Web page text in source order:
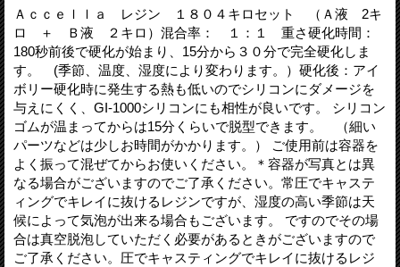
Ａｃｃｅｌｌａ レジン １８０４キロセット （Ａ液 2キ
ロ ＋ Ｂ液 ２キロ）混合率： １：１ 重さ硬化時間：
180秒前後で硬化が始まり、15分から３０分で完全硬化しま
す。 (季節、温度、湿度により変わります。）硬化後：アイ
ボリー硬化時に発生する熱も低いのでシリコンにダメージを
与えにくく、GI-1000シリコンにも相性が良いです。 シリコン
ゴムが温まってからは15分くらいで脱型できます。 （細い
パーツなどは少しお時間がかかります。） ご使用前は容器を
よく振って混ぜてからお使いください。＊容器が写真とは異
なる場合がございますのでご了承ください。常圧でキャステ
ィングでキレイに抜けるレジンですが、湿度の高い季節は天
候によって気泡が出来る場合もございます。 ですのでその場
合は真空脱泡していただく必要があるときがございますので
ご了承ください。圧でキャスティングでキレイに抜けるレジ